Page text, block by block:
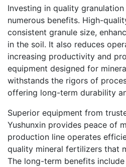
Investing in quality
numerous benefits. High-
consistent granule size,
in the soil. It also reduces
increasing productivity and
equipment designed for
withstands the rigors of
offering long-term durability
Superior equipment from
Yushunxin provides peace of
production line operates
quality mineral fertilizers that
The long-term benefits